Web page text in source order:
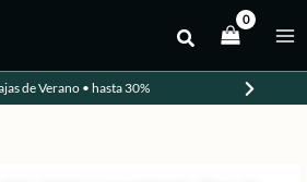
de Verano • hasta 30%